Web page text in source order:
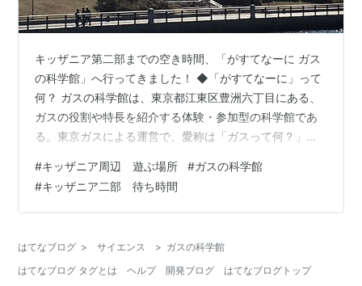
キッザニア第二部までの空き時間、「がすてなーに ガス
の科学館」へ行ってきました！ ◆「がすてなーに」って
何？ ガスの科学館は、東京都江東区豊洲六丁目にある、
ガスの役割や特長を紹介する体験・参加型の科学館であ
る。東京ガスによる運営で、愛称は「ガスって何？」を
料電池を使用し、総電力量の約半分を燃料電池でまかな
っている。 ウィキペディア 所在地： 〒135-0061 東京都
江東区豊洲６丁目１−１建設： 2006年6月2日 「ガスの
ーと１Fフードコートで休憩しながら外の景色を見ていた
ときのこと。「あの…
#キッザニア周辺 遊ぶ場所 #ガスの科学館
#キッザニア二部 待ち時間
はてなブログ > サイエンス > ガスの科学館
はてなブログ タグとは
ヘルプ 開発ブログ はてなブログトップ